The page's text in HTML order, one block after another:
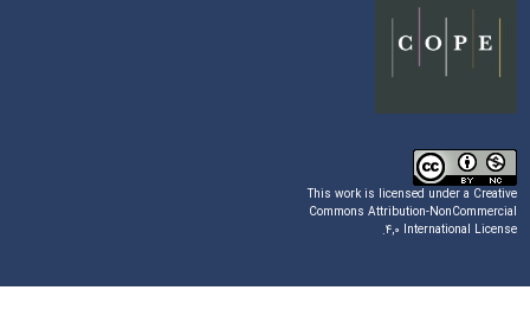
This work is licensed under aCreative
Commons Attribution-NonCommercial
۴,۰ International License.